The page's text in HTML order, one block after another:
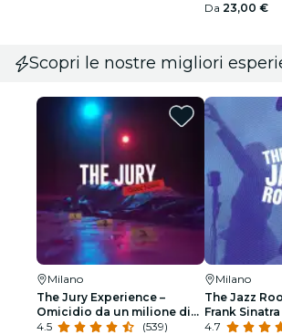
Da 23,00 €
Scopri le nostre migliori
Milano
The Jury Experience –
Omicidio da un milione di
dollari
4.5
(539)
Milano
The Jazz
Frank
Armstrong
4.7